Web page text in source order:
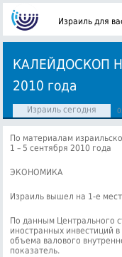
Израиль для
КАЛЕЙДОСКОП
2010 года
Израиль сегодня
По материалам
1 – 5 сентября 2010 года
ЭКОНОМИКА
Израиль вышел на 1-е
По данным Центрального
иностранных инвестиций
объема валового
показатель.